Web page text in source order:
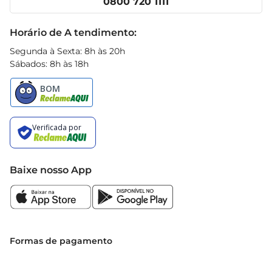
Horário de A tendimento:
Segunda à Sexta: 8h às 20h
Sábados: 8h às 18h
Baixe nosso App
Formas de pagamento